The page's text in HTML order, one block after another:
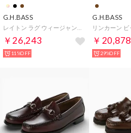
G.H.BASS
￥26,243
11%OFF
G.H.BASS
￥20,878
29%OFF